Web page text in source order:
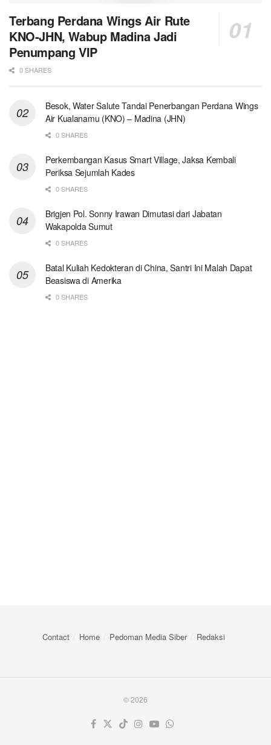
Terbang Perdana Wings Air Rute
KNO-JHN, Wabup Madina Jadi
Penumpang VIP
0 SHARES
Besok, Water Salute Tandai Penerbangan Perdana Wings
Air Kualanamu (KNO) – Madina (JHN)
0 SHARES
Perkembangan Kasus Smart Village, Jaksa Kembali
Periksa Sejumlah Kades
0 SHARES
Brigjen Pol. Sonny Irawan Dimutasi dari Jabatan
Wakapolda Sumut
0 SHARES
Batal Kuliah Kedokteran di China, Santri Ini Malah Dapat
Beasiswa di Amerika
0 SHARES
Contact Home Pedoman Media Siber Redaksi
© 2026